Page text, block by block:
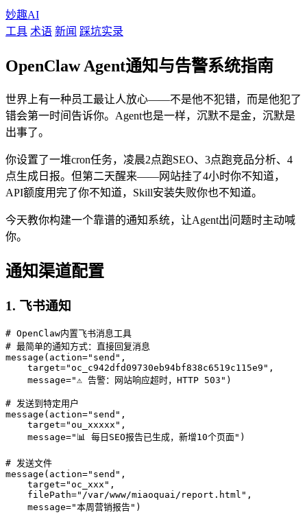
妙趣AI
工具 术语 新闻 踩坑实录
OpenClaw Agent通知与告警系统指南
世界上有一种员工最让人放心——不是他不犯错，而是他犯了
错会第一时间告诉你。Agent也是一样，沉默不是金，沉默是
出事了。
你设置了一堆cron任务，凌晨2点跑SEO、3点跑竞品分析、4
点生成日报。但第二天醒来——网站挂了4小时你不知道，
API额度用完了你不知道，Skill安装失败你也不知道。
今天教你构建一个靠谱的通知系统，让Agent出问题时主动喊
你。
通知渠道配置
1. 飞书通知
# OpenClaw内置飞书消息工具
# 最简单的通知方式：直接回复消息
message(action="send",
    target="oc_c942dfd09730eb94bf838c6519c115e9",
    message="⚠️ 告警：网站响应超时，HTTP 503")
# 发送到特定用户
message(action="send",
    target="ou_xxxxx",
    message="📊 每日SEO报告已生成，新增10个页面")
# 发送文件
message(action="send",
    target="oc_xxx",
    filePath="/var/www/miaoquai/report.html",
    message="本周营销报告")